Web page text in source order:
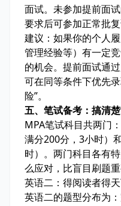
面试。未参加提前面
要求后可参加正常批复
建议：如果你的个人
管理经验等）有一定
的机会。提前面试通
可在同等条件下优先
险”。
五、笔试备考：搞清
MPA笔试科目共两门
满分200分，3小时）
时）。两门科目各有
么应对，比盲目刷题重
英语二：得阅读者得
英语二的题型分布为